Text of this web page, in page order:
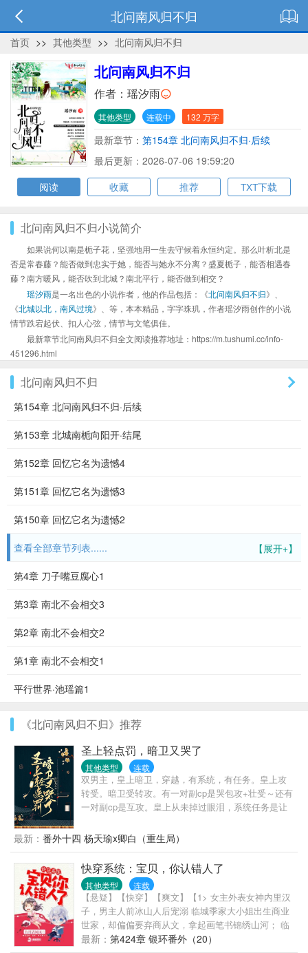
北问南风归不归
首页 >> 其他类型 >> 北问南风归不归
北问南风归不归
作者： 瑶汐雨
其他类型 连载中 132 万字
最新章节： 第154章 北问南风归不归·后续
最后更新：2026-07-06 19:59:20
阅读
收藏 推荐 TXT下载
北问南风归不归小说简介
如果说何以南是栀子花，坚强地用一生去守候着永恒约定。那么叶析北是
否是常春藤？能否做到忠实于她，能否与她永不分离？盛夏栀子，能否相遇春
藤？南方暖风，能否吹到北城？南北平行，能否做到相交？
瑶汐雨是一名出色的小说作者，他的作品包括：《北问南风归不归》、
《北城以北，南风过境》、等，本本精品，字字珠玑，作者瑶汐雨创作的小说
情节跌宕起伏、扣人心弦，情节与文笔俱佳。
最新章节北问南风归不归全文阅读推荐地址：https://m.tushumi.cc/info-
451296.html
北问南风归不归
第154章 北问南风归不归·后续
第153章 北城南栀向阳开·结尾
第152章 回忆它名为遗憾4
第151章 回忆它名为遗憾3
第150章 回忆它名为遗憾2
【展开+】
查看全部章节列表......
第4章 刀子嘴豆腐心1
第3章 南北不会相交3
第2章 南北不会相交2
第1章 南北不会相交1
平行世界·池瑶篇1
《北问南风归不归》推荐
圣上轻点罚，暗卫又哭了
其他类型 连载
双男主，皇上暗卫，穿越，有系统，有任务。皇上攻
转受。暗卫受转攻。有一对副cp是哭包攻+壮受～还有
一对副cp是互攻。皇上从未掉过眼泪，系统任务是让
勿带脑子，主打一个爽文，愉快恋爱，双向奔赴，甜
宠。前期有轻虐身，不虐心。全程甜宠～这是什么人
间疾苦！林默欲哭无泪，刚刚升任大区总监的他在庆
功宴上就被电晕，醒过来竟然在皇帝苏景皓的榻上！
成了皇帝的暗卫！差点就成了男宠！“我不要做男
宠。”“好，升暗卫统领。”“我要出任务。”“好，不许受
伤。”见过皇帝保护暗卫的吗！那要暗卫做什么！职业
自尊心稀碎——“北国叛乱，我要做将军。”“好，许你
千军万马，但要为朕完璧而归。”一边罚一边心疼落泪
最新： 番外十四 杨天瑜x卿白（重生局）
快穿系统：宝贝，你认错人了
其他类型 连载
【悬疑】【快穿】【爽文】【1> 女主外表女神内里汉
子，男主人前冰山人后宠溺 临城季家大小姐出生商业
世家，却偏偏要弃商从文，拿起画笔书锦绣山河； 临
城韩家二少爷出生书香门第，却偏偏不爱文房四宝，
最新： 第424章 银环番外（20）